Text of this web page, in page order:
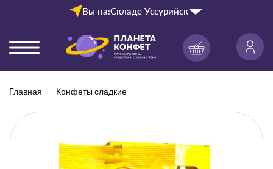
Вы на:Складе Уссурийск
Главная Конфеты сладкие